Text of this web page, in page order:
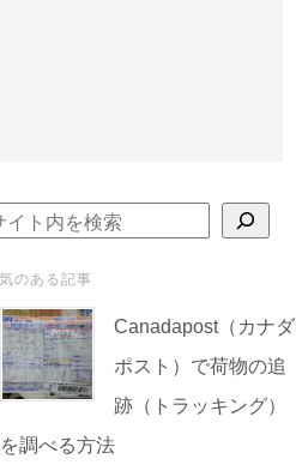
のある記事
Canadapost（カナダ
ポスト）で荷物の追
跡（トラッキング）
を調べる方法